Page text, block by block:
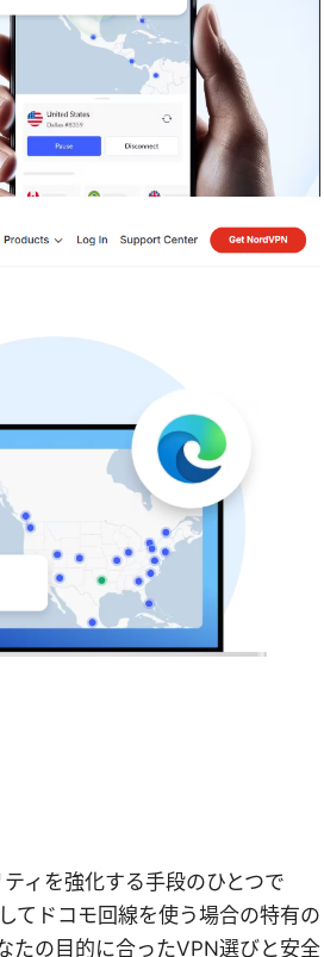
ィを強化する手段のひとつで
てドコモ回線を使う場合の特有の
たの目的に合ったVPN選びと安全